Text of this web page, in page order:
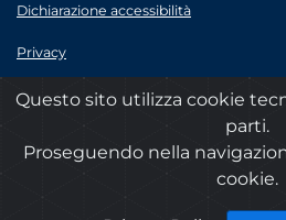
Dichiarazione accessibilità
Privacy
Note legali
© 2020 ARPA Lazio - P.Iva 00915900575
Questo sito utilizza cookie
parti.
Proseguendo nella
cookie.